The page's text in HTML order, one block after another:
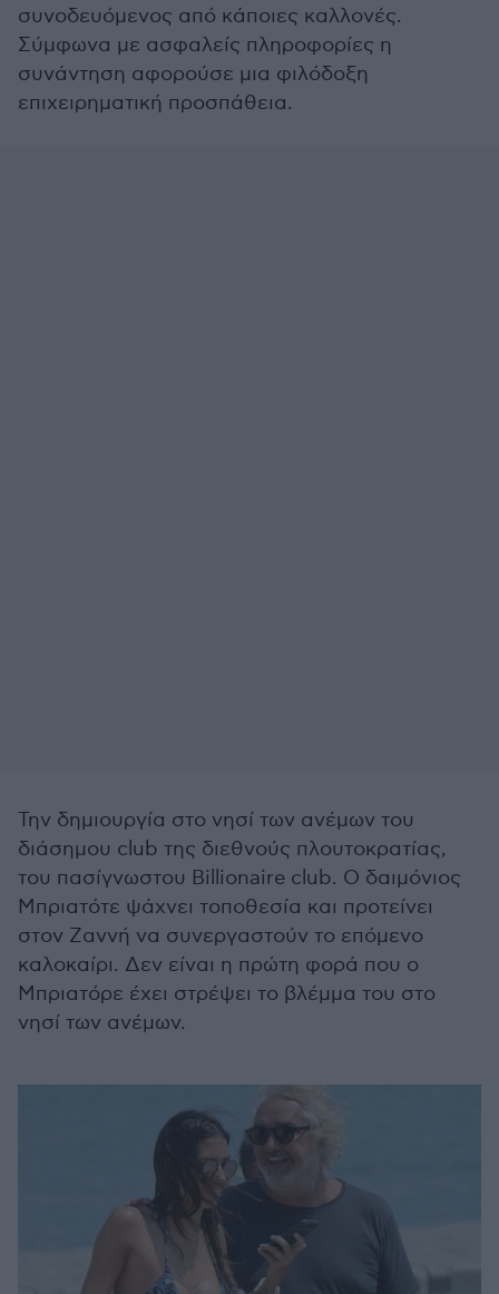
συνοδευόμενος από κάποιες καλλονές.
Σύμφωνα με ασφαλείς πληροφορίες η
συνάντηση αφορούσε μια φιλόδοξη
επιχειρηματική προσπάθεια.
Την δημιουργία στο νησί των ανέμων του
διάσημου club της διεθνούς πλουτοκρατίας,
του πασίγνωστου Billionaire club. Ο δαιμόνιος
Μπριατότε ψάχνει τοποθεσία και προτείνει
στον Ζαννή να συνεργαστούν το επόμενο
καλοκαίρι. Δεν είναι η πρώτη φορά που ο
Μπριατόρε έχει στρέψει το βλέμμα του στο
νησί των ανέμων.